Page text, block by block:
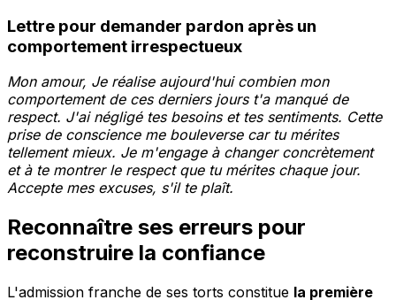
Lettre pour demander pardon après un
comportement irrespectueux
Mon amour, Je réalise aujourd'hui combien mon
comportement de ces derniers jours t'a manqué de
respect. J'ai négligé tes besoins et tes sentiments. Cette
prise de conscience me bouleverse car tu mérites
tellement mieux. Je m'engage à changer concrètement
et à te montrer le respect que tu mérites chaque jour.
Accepte mes excuses, s'il te plaît.
Reconnaître ses erreurs pour
reconstruire la confiance
L'admission franche de ses torts constitue la première